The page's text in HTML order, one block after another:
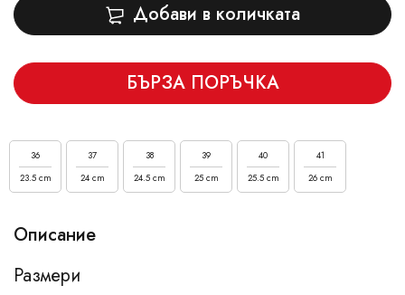
Добави в количката
БЪРЗА ПОРЪЧКА
36
23.5 cm
37
24 cm
38
24.5 cm
39
25 cm
40
25.5 cm
41
26 cm
Описание
Размери